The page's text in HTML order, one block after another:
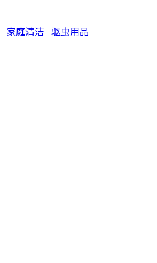
家庭清洁 驱虫用品